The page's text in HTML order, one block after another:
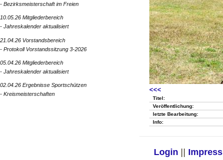
<<<
Titel:
Veröffentlichung:
letzte Bearbeitung:
Info:
Login
- Bezirksmeisterschaft im Freien
10.05.26 Mitgliederbereich
- Jahreskalender aktualisiert
21.04.26 Vorstandsbereich
- Protokoll Vorstandssitzung 3-2026
05.04.26 Mitgliederbereich
- Jahreskalender aktualisiert
02.04.26 Ergebnisse Sportschützen
- Kreismeisterschaften